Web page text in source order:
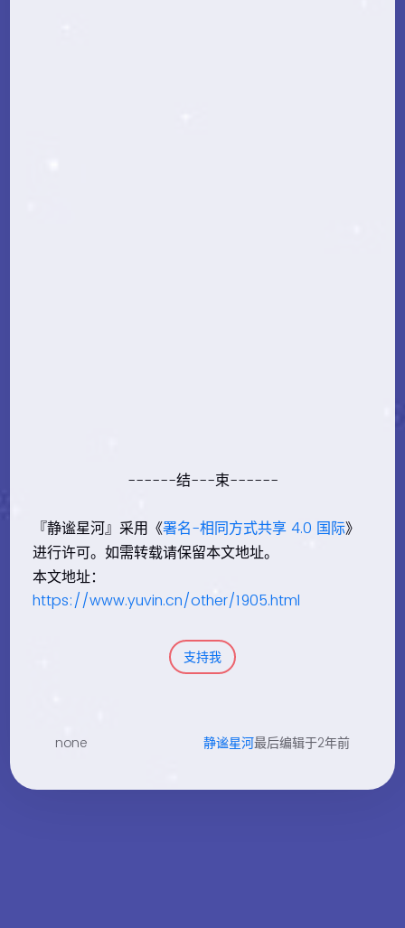
------结---束------
『静谧星河』采用《署名-相同方式共享 4.0 国际》
进行许可。如需转载请保留本文地址。
本文地址：
https://www.yuvin.cn/other/1905.html
支持我
none 静谧星河最后编辑于2年前